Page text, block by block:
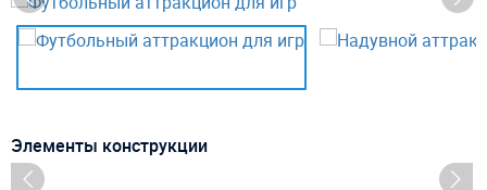
Элементы конструкции